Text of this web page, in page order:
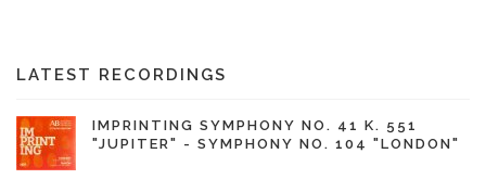
LATEST RECORDINGS
IMPRINTING SYMPHONY NO. 41 K. 551
"JUPITER" - SYMPHONY NO. 104 "LONDON"